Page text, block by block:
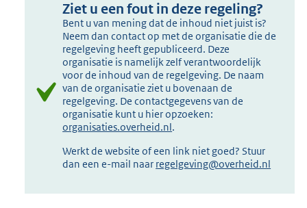
Ziet u een fout in deze regeling?
Bent u van mening dat de inhoud niet juist is?
Neem dan contact op met de organisatie die de
regelgeving heeft gepubliceerd. Deze
organisatie is namelijk zelf verantwoordelijk
voor de inhoud van de regelgeving. De naam
van de organisatie ziet u bovenaan de
regelgeving. De contactgegevens van de
organisatie kunt u hier opzoeken:
organisaties.overheid.nl.
Werkt de website of een link niet goed? Stuur
dan een e-mail naar regelgeving@overheid.nl